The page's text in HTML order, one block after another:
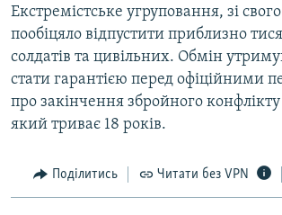
Екстремістське угруповання, зі
пообіцяло відпустити приблизно
солдатів та цивільних. Обмін
стати гарантією перед офіційними
про закінчення збройного конфлікту
який триває 18 років.
Поділитись Читати без VPN